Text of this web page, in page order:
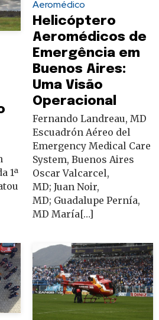
1ª
Aeromédico
Helicóptero
Aeromédicos de
Emergência em
Buenos Aires:
Uma Visão
Operacional
Fernando Landreau, MD
Escuadrón Aéreo del
Emergency Medical Care
System, Buenos Aires
Oscar Valcarcel,
MD; Juan Noir,
MD; Guadalupe Pernía,
MD María[…]